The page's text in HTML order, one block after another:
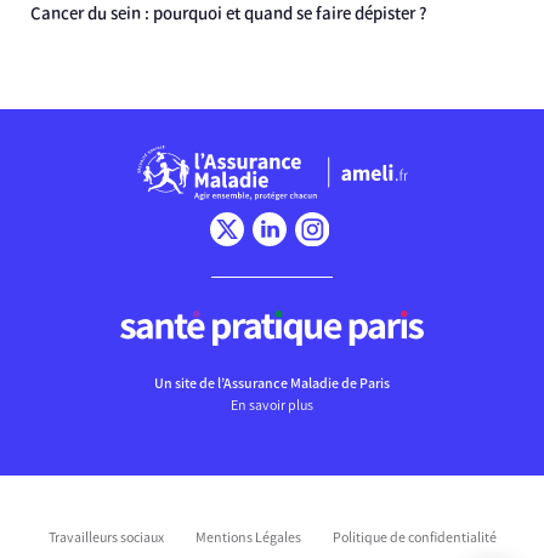
Cancer du sein : pourquoi et quand se faire dépister ?
Un site de l’Assurance Maladie de Paris
En savoir plus
Travailleurs sociaux Mentions Légales Politique de confidentialité